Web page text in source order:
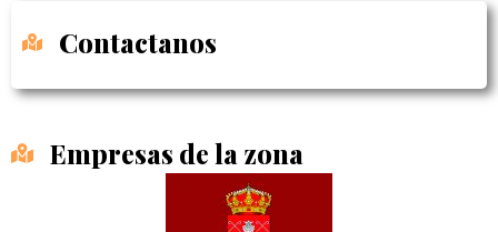
Contactanos
Empresas de la zona